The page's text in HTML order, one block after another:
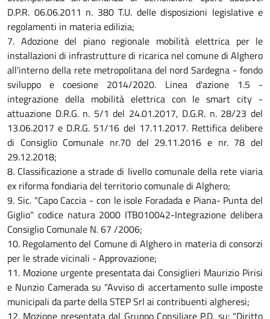
D.P.R. 06.06.2011 n. 380 T.U. delle disposizioni legislative e
regolamenti in materia edilizia;
7. Adozione del piano regionale mobilità elettrica per le
installazioni di infrastrutture di ricarica nel comune di Alghero
all'interno della rete metropolitana del nord Sardegna - fondo
sviluppo e coesione 2014/2020. Linea d'azione 1.5 -
integrazione della mobilità elettrica con le smart city -
attuazione D.R.G. n. 5/1 del 24.01.2017, D.G.R. n. 28/23 del
13.06.2017 e D.R.G. 51/16 del 17.11.2017. Rettifica delibere
di Consiglio Comunale nr.70 del 29.11.2016 e nr. 78 del
29.12.2018;
8. Classificazione a strade di livello comunale della rete viaria
ex riforma fondiaria del territorio comunale di Alghero;
9. Sic. "Capo Caccia - con le isole Foradada e Piana- Punta del
Giglio" codice natura 2000 ITB010042-Integrazione delibera
Consiglio Comunale N. 67 /2006;
10. Regolamento del Comune di Alghero in materia di consorzi
per le strade vicinali - Approvazione;
11. Mozione urgente presentata dai Consiglieri Maurizio Pirisi
e Nunzio Camerada su "Avviso di accertamento sulle imposte
municipali da parte della STEP Srl ai contribuenti algheresi;
12. Mozione presentata dal Gruppo Consiliare P.D. su: "Diritto